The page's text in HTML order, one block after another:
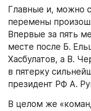
Главные и, можно
перемены
Впервые за пять
месте после Б.
Хасбулатов, а В.
в пятерку
президент РФ А.
В целом же